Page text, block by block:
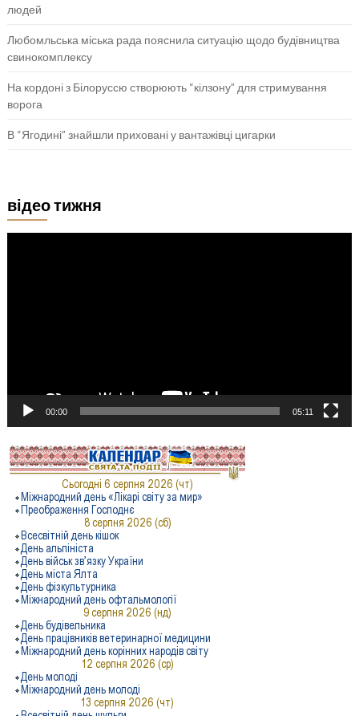
людей
Любомльська міська рада пояснила ситуацію щодо будівництва
свинокомплексу
На кордоні з Білоруссю створюють “кілзону” для стримування
ворога
В “Ягодині” знайшли приховані у вантажівці цигарки
відео тижня
00:00 05:11